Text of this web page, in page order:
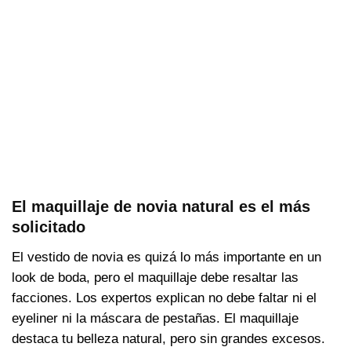
El maquillaje de novia natural es el más
solicitado
El vestido de novia es quizá lo más importante en un
look de boda, pero el maquillaje debe resaltar las
facciones. Los expertos explican no debe faltar ni el
eyeliner ni la máscara de pestañas. El maquillaje
destaca tu belleza natural, pero sin grandes excesos.